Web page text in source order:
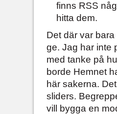
finns RSS
hitta dem.
Det där var
ge. Jag har inte
med tanke på
borde Hemnet
här sakerna.
sliders.
vill bygga en